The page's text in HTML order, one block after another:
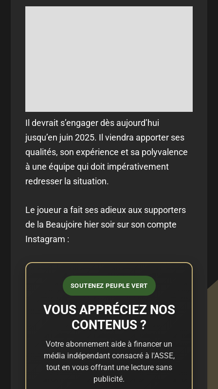
Il devrait s’engager dès aujourd’hui
jusqu’en juin 2025. Il viendra apporter ses
qualités, son expérience et sa polyvalence
à une équipe qui doit impérativement
redresser la situation.
Le joueur a fait ses adieux aux supporters
de la Beaujoire hier soir sur son compte
Instagram :
SOUTENEZ PEUPLE VERT
VOUS APPRÉCIEZ NOS
CONTENUS ?
Votre abonnement aide à financer un
média indépendant consacré à l'ASSE,
tout en vous offrant une lecture sans
publicité.